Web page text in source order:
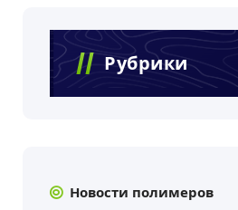
Рубрики
Новости полимеров